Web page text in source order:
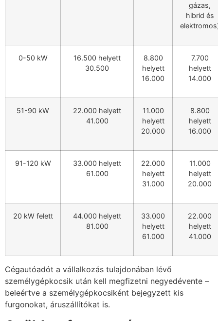
gázas,
hibrid és
0-50 kW
16.500 helyett
30.500
8.800
helyett
16.000
7.700
helyett
14.000
51-90 kW
22.000 helyett
41.000
11.000
helyett
20.000
8.800
helyett
16.000
91-120 kW
33.000 helyett
61.000
22.000
helyett
31.000
11.000
helyett
20.000
20 kW felett
44.000 helyett
81.000
33.000
helyett
61.000
22.000
helyett
41.000
Cégautóadót a vállalkozás tulajdonában lévő
személygépkocsik után kell megfizetni negyedévente –
beleértve a személygépkocsiként bejegyzett kis
furgonokat, áruszállítókat is.